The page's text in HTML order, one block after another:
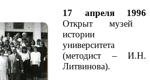
17 апреля 1996
Открыт музей
истории
университета
(методист – И.Н.
Литвинова).